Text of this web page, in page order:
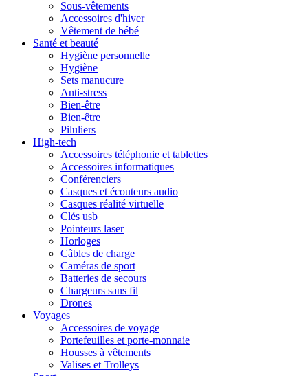
Sous-vêtements
Accessoires d'hiver
Vêtement de bébé
Santé et beauté
Hygiène personnelle
Hygiène
Sets manucure
Anti-stress
Bien-être
Bien-être
Piluliers
High-tech
Accessoires téléphonie et tablettes
Accessoires informatiques
Conférenciers
Casques et écouteurs audio
Casques réalité virtuelle
Clés usb
Pointeurs laser
Horloges
Câbles de charge
Caméras de sport
Batteries de secours
Chargeurs sans fil
Drones
Voyages
Accessoires de voyage
Portefeuilles et porte-monnaie
Housses à vêtements
Valises et Trolleys